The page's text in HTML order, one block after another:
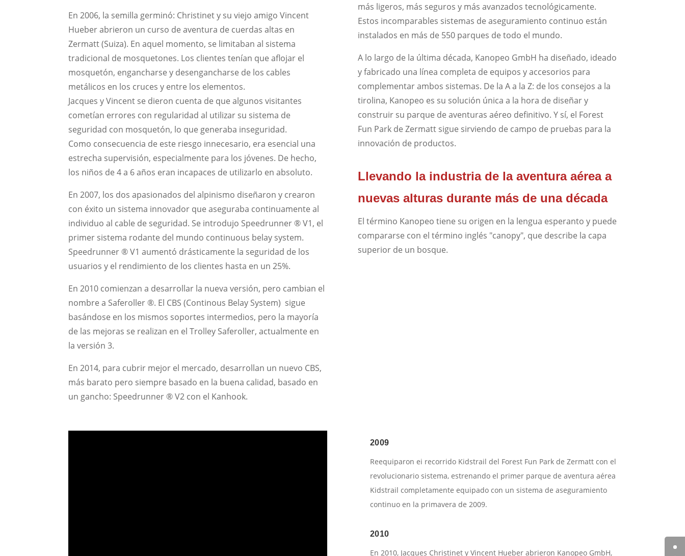
En 2006, la semilla germinó: Christinet y su viejo amigo Vincent
Hueber abrieron un curso de aventura de cuerdas altas en
Zermatt (Suiza). En aquel momento, se limitaban al sistema
tradicional de mosquetones. Los clientes tenían que aflojar el
mosquetón, engancharse y desengancharse de los cables
metálicos en los cruces y entre los elementos.
Jacques y Vincent se dieron cuenta de que algunos visitantes
cometían errores con regularidad al utilizar su sistema de
seguridad con mosquetón, lo que generaba inseguridad.
Como consecuencia de este riesgo innecesario, era esencial una
estrecha supervisión, especialmente para los jóvenes. De hecho,
los niños de 4 a 6 años eran incapaces de utilizarlo en absoluto.
En 2007, los dos apasionados del alpinismo diseñaron y crearon
con éxito un sistema innovador que aseguraba continuamente al
individuo al cable de seguridad. Se introdujo Speedrunner ® V1, el
primer sistema rodante del mundo continuous belay system.
Speedrunner ® V1 aumentó drásticamente la seguridad de los
usuarios y el rendimiento de los clientes hasta en un 25%.
En 2010 comienzan a desarrollar la nueva versión, pero cambian el
nombre a Saferoller ®. El CBS (Continous Belay System) sigue
basándose en los mismos soportes intermedios, pero la mayoría
de las mejoras se realizan en el Trolley Saferoller, actualmente en
la versión 3.
En 2014, para cubrir mejor el mercado, desarrollan un nuevo CBS,
más barato pero siempre basado en la buena calidad, basado en
un gancho: Speedrunner ® V2 con el Kanhook.
más ligeros, más seguros y más avanzados tecnológicamente.
Estos incomparables sistemas de aseguramiento continuo están
instalados en más de 550 parques de todo el mundo.
A lo largo de la última década, Kanopeo GmbH ha diseñado, ideado
y fabricado una línea completa de equipos y accesorios para
complementar ambos sistemas. De la A a la Z: de los consejos a la
tirolina, Kanopeo es su solución única a la hora de diseñar y
construir su parque de aventuras aéreo definitivo. Y sí, el Forest
Fun Park de Zermatt sigue sirviendo de campo de pruebas para la
innovación de productos.
Llevando la industria de la aventura aérea a
nuevas alturas durante más de una década
El término Kanopeo tiene su origen en la lengua esperanto y puede
compararse con el término inglés "canopy", que describe la capa
superior de un bosque.
2009
Reequiparon ei recorrido Kidstrail del Forest Fun Park de Zermatt con el
revolucionario sistema, estrenando el primer parque de aventura aérea
Kidstrail completamente equipado con un sistema de aseguramiento
continuo en la primavera de 2009.
2010
En 2010, Jacques Christinet y Vincent Hueber abrieron Kanopeo GmbH,